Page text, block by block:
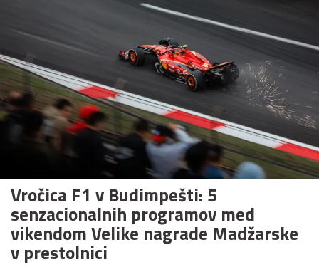
Vročica F1 v Budimpešti: 5
senzacionalnih programov med
vikendom Velike nagrade Madžarske
v prestolnici